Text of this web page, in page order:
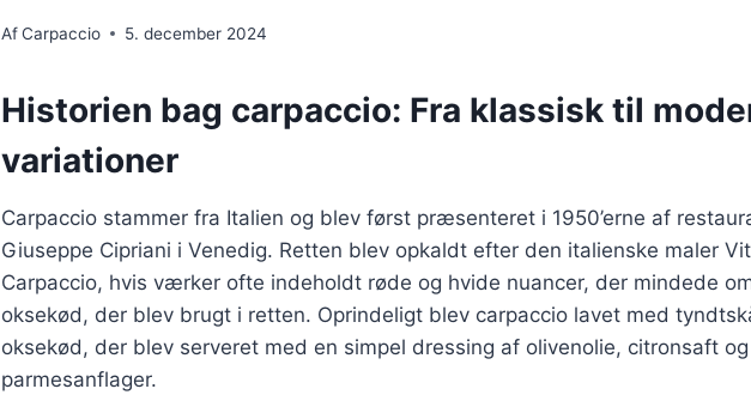
AfCarpaccio 5. december 2024
Historien bag carpaccio: Fra klassisk til
variationer
Carpaccio stammer fra Italien og blev først præsenteret i 1950’erne af
Giuseppe Cipriani i Venedig. Retten blev opkaldt efter den italienske maler
Carpaccio, hvis værker ofte indeholdt røde og hvide nuancer, der mindede
oksekød, der blev brugt i retten. Oprindeligt blev carpaccio lavet med
oksekød, der blev serveret med en simpel dressing af olivenolie, citronsaft og
parmesanflager.